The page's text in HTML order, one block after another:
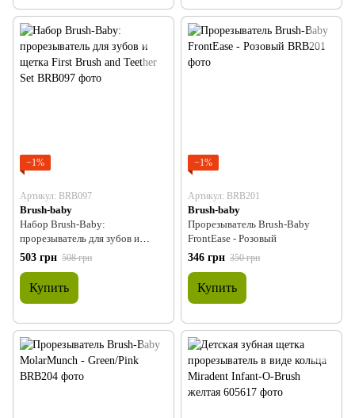
−1%
Артикул: BRB097
Brush-baby
Набор Brush-Baby:
прорезыватель для зубов и
щетка First Brush and Teether Set
503 грн 508 грн
Купить
−1%
Артикул: BRB201
Brush-baby
Прорезыватель Brush-Baby
FrontEase - Розовый
346 грн 350 грн
Купить